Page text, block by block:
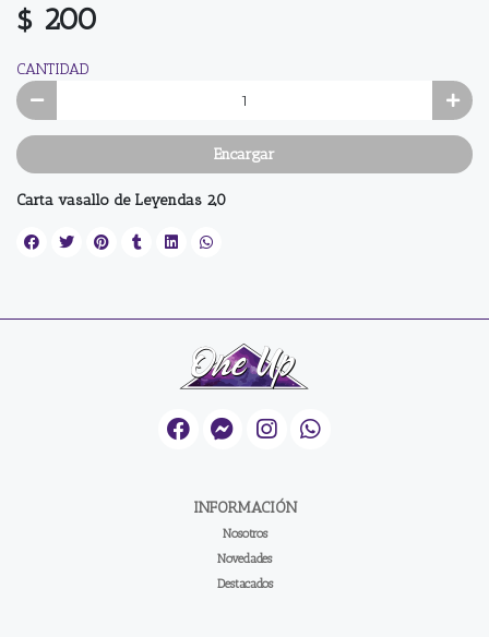
$ 200
CANTIDAD
Encargar
Carta vasallo de Leyendas 2,0
INFORMACIÓN
Nosotros
Novedades
Destacados